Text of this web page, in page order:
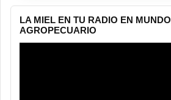
LA MIEL EN TU RADIO EN MUNDO
AGROPECUARIO